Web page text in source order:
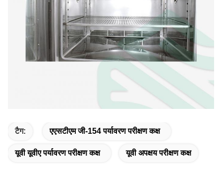
टैग: एएसटीएम जी-154 पर्यावरण परीक्षण कक्ष
यूवी यूवीए पर्यावरण परीक्षण कक्ष यूवी अपक्षय परीक्षण कक्ष